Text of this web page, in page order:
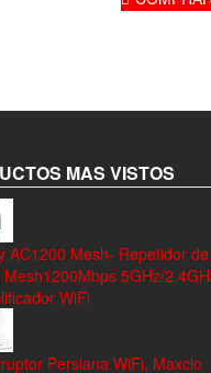
MAS VISTOS
AC1200 Mesh- Repetidor de
Mesh1200Mbps 5GHz/
WiFi
Persiana WiFi, Maxcio